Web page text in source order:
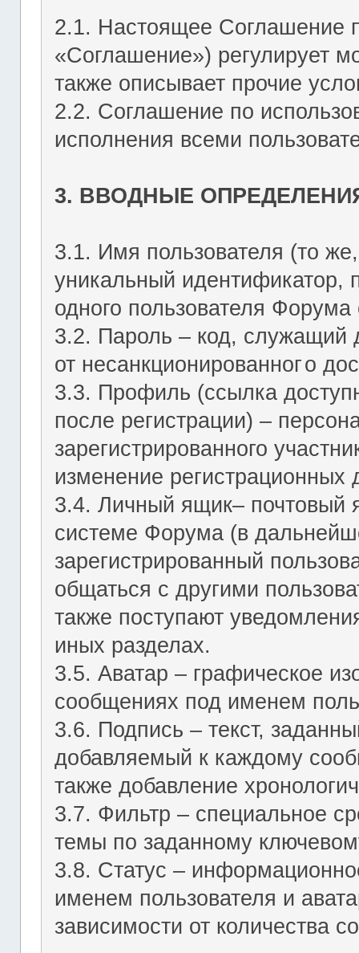
2.1. Настоящее Соглашение
«Соглашение») регулирует
также описывает прочие
2.2. Соглашение по
исполнения всеми
3. ВВОДНЫЕ
3.1. Имя пользователя (то
уникальный идентификатор,
одного пользователя Форума
3.2. Пароль – код, служащий
от несанкционированного
3.3. Профиль (ссылка
после регистрации) –
зарегистрированного
изменение регистрационных
3.4. Личный ящик– почтовый
системе Форума (в
зарегистрированный
общаться с другими
также поступают
иных разделах.
3.5. Аватар – графическое
сообщениях под именем
3.6. Подпись – текст,
добавляемый к каждому
также добавление
3.7. Фильтр – специальное
темы по заданному
3.8. Статус –
именем пользователя и
зависимости от количества